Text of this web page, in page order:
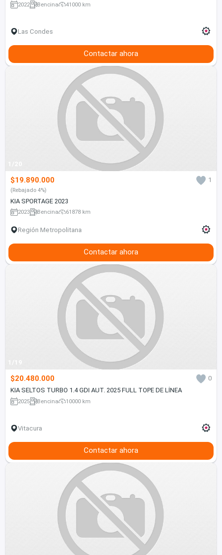
2022 Bencina 41000 km
Las Condes
Contactar ahora
1/20
$19.890.000 1
(Rebajado 4%)
KIA SPORTAGE 2023
2023 Bencina 61878 km
Región Metropolitana
Contactar ahora
1/19
$20.480.000
0
KIA SELTOS TURBO 1.4 GDI AUT. 2025 FULL TOPE DE LÍNEA
2025 Bencina 10000 km
Vitacura
Contactar ahora